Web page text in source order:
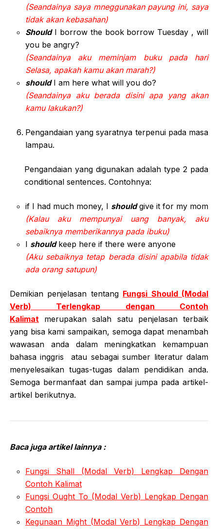
(Seandainya saya mneggunakan payung ini, saya
tidak akan kebasahan)
ShouldI borrow the book borrow Tuesday , will
you be angry?
(Seandainya aku meminjam buku pada hari
Selasa, apakah kamu akan marah?)
shouldI am here what will you do?
(Seandainya aku berada disini apa yang akan
kamu lakukan?)
Pengandaian yang syaratnya terpenui pada masa
lampau.
Pengandaian yang digunakan adalah type 2 pada
conditional sentences. Contohnya:
if I had much money, I shouldgive it for my mom
(Kalau aku mempunyai uang banyak, aku
sebaiknya memberikannya pada ibuku)
I shouldkeep here if there were anyone
(Aku sebaiknya tetap berada disini apabila tidak
ada orang satupun)
Demikian penjelasan tentang Fungsi Should (Modal
Verb) Terlengkap dengan Contoh
Kalimat merupakan salah satu penjelasan terbaik
yang bisa kami sampaikan, semoga dapat menambah
wawasan anda dalam meningkatkan kemampuan
bahasa inggris atau sebagai sumber literatur dalam
menyelesaikan tugas-tugas dalam pendidikan anda.
Semoga bermanfaat dan sampai jumpa pada artikel-
artikel berikutnya.
Baca juga artikel lainnya :
Fungsi Shall (Modal Verb) Lengkap Dengan
Contoh Kalimat
Fungsi Ought To (Modal Verb) Lengkap Dengan
Contoh
Kegunaan Might (Modal Verb) Lengkap Dengan